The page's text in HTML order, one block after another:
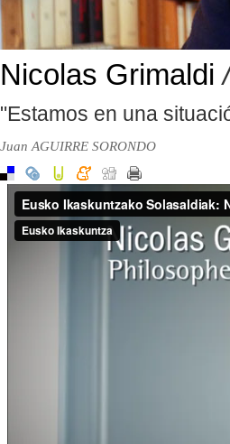
Nicolas Grimaldi
"Estamos en una
Juan AGUIRRE SORONDO